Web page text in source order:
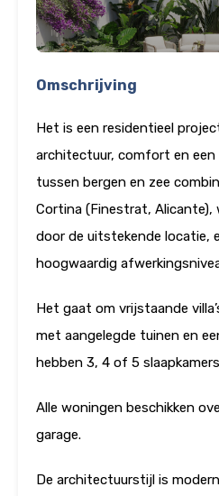
Omschrijving
Het is een residentieel
architectuur, comfort en
tussen bergen en zee
Cortina (Finestrat,
door de uitstekende locatie,
hoogwaardig
Het gaat om vrijstaande
met aangelegde tuinen en
hebben 3, 4 of 5
Alle woningen beschikken
garage.
De architectuurstijl is